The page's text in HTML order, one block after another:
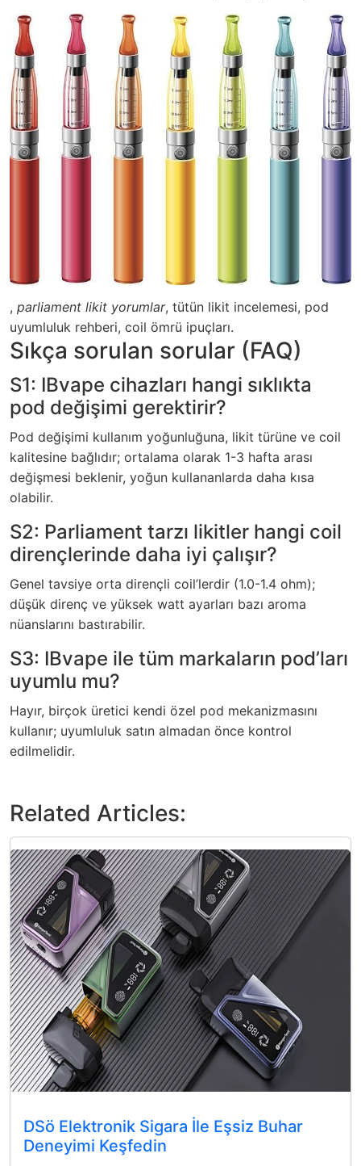
, parliament likit yorumlar, tütün likit incelemesi, pod
uyumluluk rehberi, coil ömrü ipuçları.
Sıkça sorulan sorular (FAQ)
S1: IBvape cihazları hangi sıklıkta
pod değişimi gerektirir?
Pod değişimi kullanım yoğunluğuna, likit türüne ve coil
kalitesine bağlıdır; ortalama olarak 1-3 hafta arası
değişmesi beklenir, yoğun kullananlarda daha kısa
olabilir.
S2: Parliament tarzı likitler hangi coil
dirençlerinde daha iyi çalışır?
Genel tavsiye orta dirençli coil’lerdir (1.0-1.4 ohm);
düşük direnç ve yüksek watt ayarları bazı aroma
nüanslarını bastırabilir.
S3: IBvape ile tüm markaların pod’ları
uyumlu mu?
Hayır, birçok üretici kendi özel pod mekanizmasını
kullanır; uyumluluk satın almadan önce kontrol
edilmelidir.
Related Articles:
DSö Elektronik Sigara İle Eşsiz Buhar
Deneyimi Keşfedin